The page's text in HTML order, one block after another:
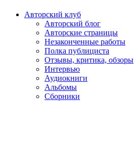
Авторский клуб
Авторский блог
Авторские страницы
Незаконченные работы
Полка публициста
Отзывы, критика, обзоры
Интервью
Аудиокниги
Альбомы
Сборники